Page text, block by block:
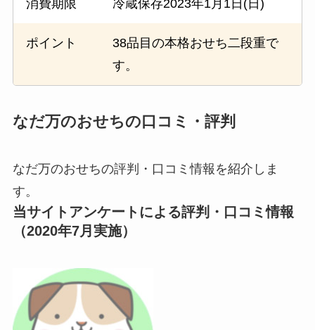
消費期限 冷蔵保存2023年1月1日(日)
ポイント
38品目の本格おせち二段重で
す。
なだ万のおせちの口コミ・評判
なだ万のおせちの評判・口コミ情報を紹介しま
す。
当サイトアンケートによる評判・口コミ情報
（2020年7月実施）